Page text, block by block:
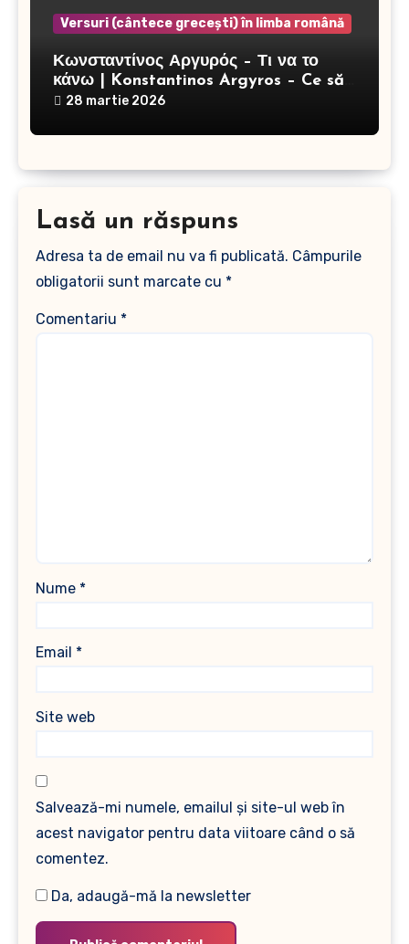
Versuri (cântece grecești) în limba română
Κωνσταντίνος Αργυρός – Τι να το
κάνω | Konstantinos Argyros – Ce să
fac28 martie 2026
Lasă un răspuns
Adresa ta de email nu va fi publicată. Câmpurile
obligatorii sunt marcate cu *
Comentariu *
Nume *
Email *
Site web
Salvează-mi numele, emailul și site-ul web în
acest navigator pentru data viitoare când o să
comentez.
Da, adaugă-mă la newsletter